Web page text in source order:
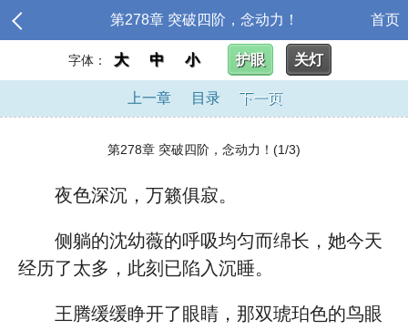
第278章 突破四阶，念动力！ 首页
字体： 大 中 小 护眼 关灯
上一章 目录 下一页
第278章 突破四阶，念动力！(1/3)
夜色深沉，万籁俱寂。
侧躺的沈幼薇的呼吸均匀而绵长，她今天
经历了太多，此刻已陷入沉睡。
王腾缓缓睁开了眼睛，那双琥珀色的鸟眼